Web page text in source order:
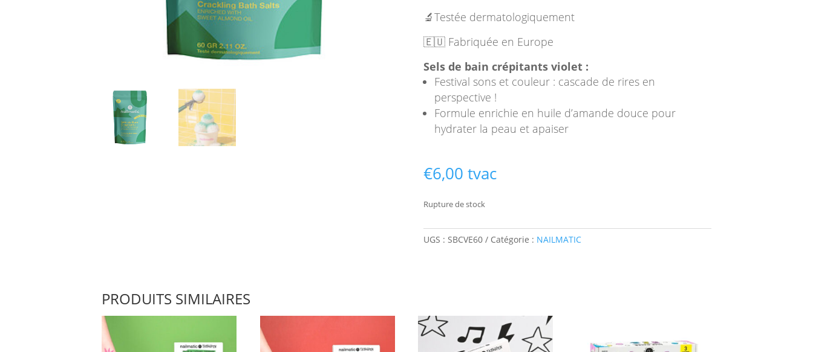
🔬Testée dermatologiquement
🇪🇺 Fabriquée en Europe
Sels de bain crépitants violet :
Festival sons et couleur : cascade de rires en
perspective !
Formule enrichie en huile d’amande douce pour
hydrater la peau et apaiser
€6,00 tvac
Rupture de stock
UGS : SBCVE60 Catégorie : NAILMATIC
PRODUITS SIMILAIRES